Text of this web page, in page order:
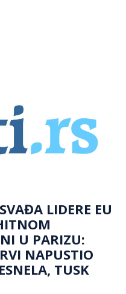
LIDERE EU
U PARIZU:
NAPUSTIO
TUSK